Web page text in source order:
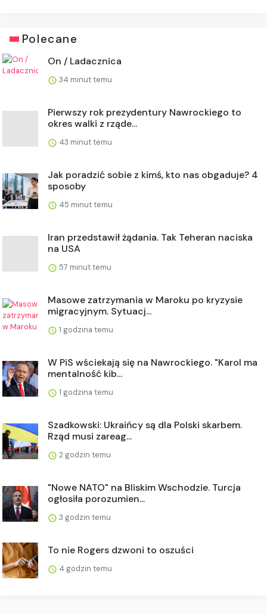
Polecane
On / Ladacznica
34 minut temu
Pierwszy rok prezydentury Nawrockiego to
okres walki z rząde...
43 minut temu
Jak poradzić sobie z kimś, kto nas obgaduje? 4
sposoby
45 minut temu
Iran przedstawił żądania. Tak Teheran naciska
na USA
57 minut temu
Masowe zatrzymania w Maroku po kryzysie
migracyjnym. Sytuacj...
1 godzina temu
W PiS wściekają się na Nawrockiego. "Karol ma
mentalność kib...
1 godzina temu
Szadkowski: Ukraińcy są dla Polski skarbem.
Rząd musi zareag...
2 godzin temu
"Nowe NATO" na Bliskim Wschodzie. Turcja
ogłosiła porozumien...
3 godzin temu
To nie Rogers dzwoni to oszuści
4 godzin temu